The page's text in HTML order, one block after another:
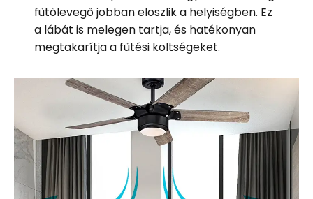
fűtőlevegő jobban eloszlik a helyiségben. Ez
a lábát is melegen tartja, és hatékonyan
megtakarítja a fűtési költségeket.